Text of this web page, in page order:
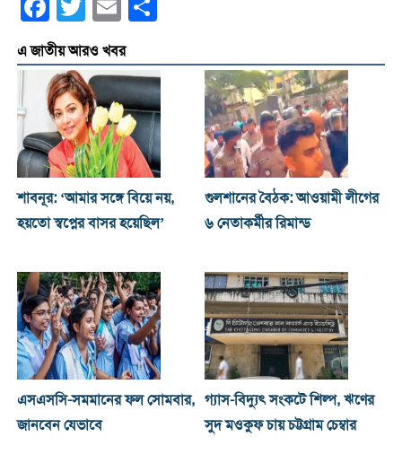
Facebook
Twitter Email
এ জাতীয় আরও খবর
শাবনূর: ‘আমার সঙ্গে বিয়ে নয়,
হয়তো স্বপ্নের বাসর হয়েছিল’
গুলশানের বৈঠক: আওয়ামী লীগের
৬ নেতাকর্মীর রিমান্ড
এসএসসি-সমমানের ফল সোমবার,
জানবেন যেভাবে
গ্যাস-বিদ্যুৎ সংকটে শিল্প, ঋণের
সুদ মওকুফ চায় চট্টগ্রাম চেম্বার